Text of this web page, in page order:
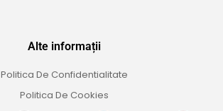
Alte informații
Politica De Confidentialitate
Politica De Cookies